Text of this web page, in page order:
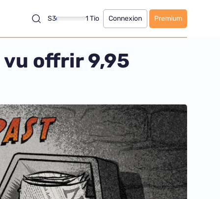
S3 1 Tio Connexion Premium
vu offrir 9,95